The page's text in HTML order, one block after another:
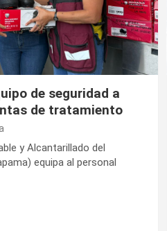
de seguridad a
de tratamiento
y Alcantarillado del
equipa al personal